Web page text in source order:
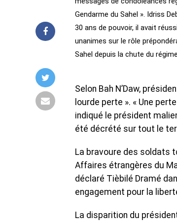
Gendarme du Sahel ». Idriss
30 ans de pouvoir, il avait
unanimes sur le rôle
Sahel depuis la chute du
Selon Bah N’Daw,
lourde perte ». « Une
indiqué le président
été décrété sur tout le
La bravoure des soldats
Affaires étrangères du
déclaré Tièbilé Dramé
engagement pour la
La disparition du